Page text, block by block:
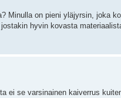
Minulla on pieni yläjyrsin, joka
hyvin kovasta
ei se varsinainen kaiverrus